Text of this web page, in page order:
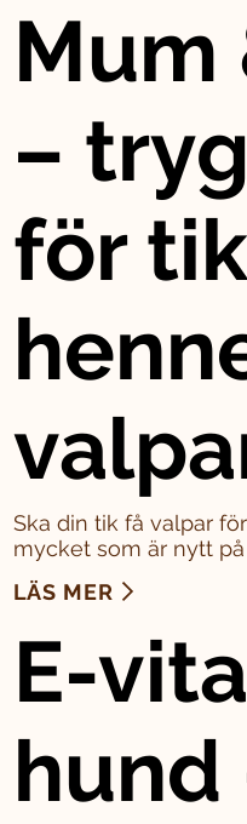
Mum
–
för
Ska din tik få valpar
mycket som är nytt
LÄS MER
E-
hund